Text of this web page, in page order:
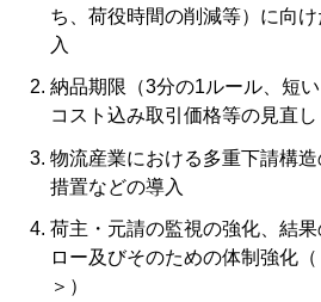
ち、荷役時間の削減等）に向
入
納品期限（3分の1ルール、短
コスト込み取引価格等の見直し
物流産業における多重下請構
措置などの導入
荷主・元請の監視の強化、結
ロー及びそのための体制強化
＞）